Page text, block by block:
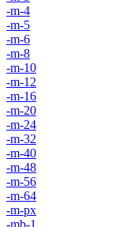
-m-4
-m-5
-m-6
-m-8
-m-10
-m-12
-m-16
-m-20
-m-24
-m-32
-m-40
-m-48
-m-56
-m-64
-m-px
-mb-1